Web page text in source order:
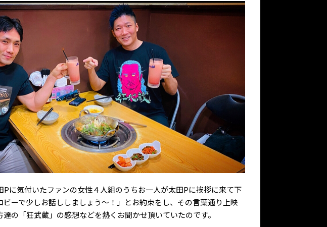
Pに気付いたファンの女性４人組のうちお一人が太田Pに挨拶に来て下
ビーで少しお話ししましょう～！」とお約束をし、その言葉通り上映
の「狂武蔵」の感想などを熱くお聞かせ頂いていたのです。